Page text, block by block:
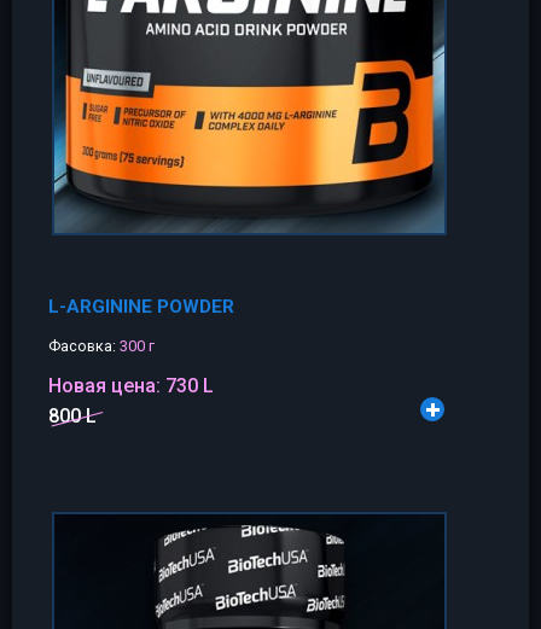
L-ARGININE POWDER
Фасовка: 300 г
Новая цена: 730 L
800 L